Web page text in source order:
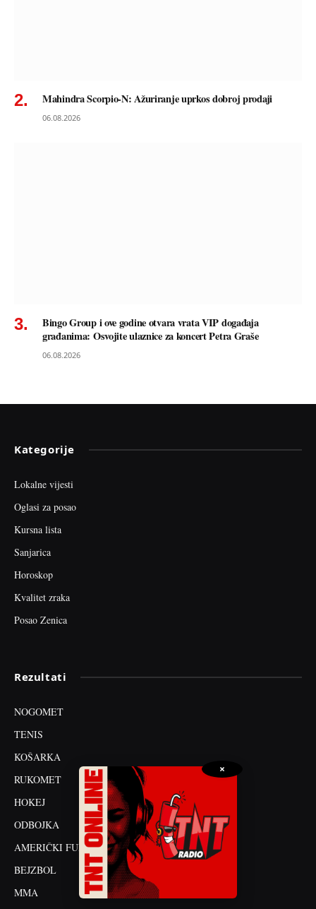
Mahindra Scorpio-N: Ažuriranje uprkos dobroj prodaji
06.08.2026
Bingo Group i ove godine otvara vrata VIP događaja
građanima: Osvojite ulaznice za koncert Petra Graše
06.08.2026
Kategorije
Lokalne vijesti
Oglasi za posao
Kursna lista
Sanjarica
Horoskop
Kvalitet zraka
Posao Zenica
Rezultati
NOGOMET
TENIS
KOŠARKA
RUKOMET
HOKEJ
ODBOJKA
AMERIČKI FUDBAL
BEJZBOL
MMA
×